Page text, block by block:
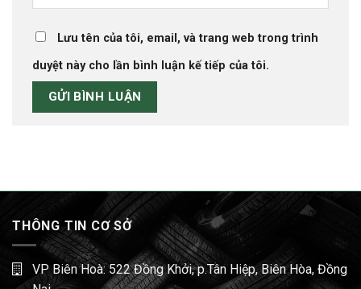
Lưu tên của tôi, email, và trang web trong trình
duyệt này cho lần bình luận kế tiếp của tôi.
THÔNG TIN CƠ SỞ
VP Biên Hoà: 522 Đồng Khởi, p.Tân Hiệp, Biên Hòa, Đồng